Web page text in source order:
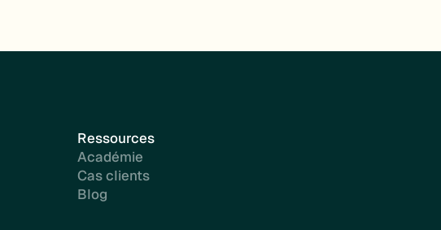
Ressources
Académie
Cas clients
Blog